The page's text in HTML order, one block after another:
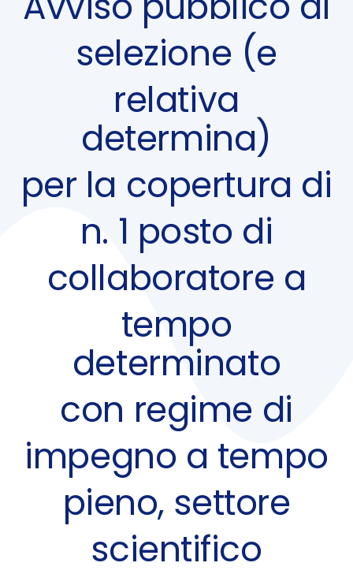
selezione (e
relativa
determina)
per la copertura di
n. 1 posto di
collaboratore a
tempo
determinato
con regime di
impegno a tempo
pieno, settore
scientifico